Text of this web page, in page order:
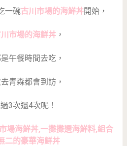
一碗古川市場的海鮮丼開始，
市場的海鮮丼，
午餐時間去吃，
青森都會到訪，
3次還4次呢！
場海鮮丼,一攤攤選海鮮料,組合
二的豪華海鮮丼